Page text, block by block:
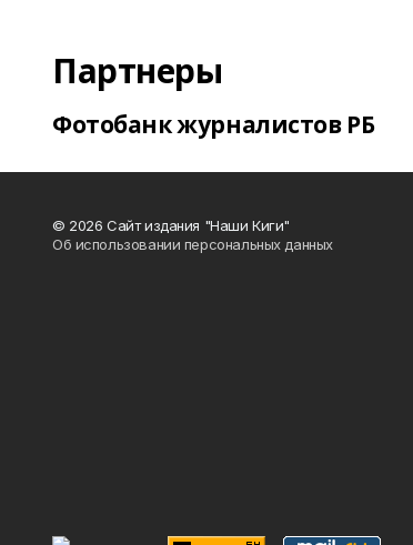
Партнеры
Фотобанк журналистов РБ
© 2026 Сайт издания "Наши Киги"
Об использовании персональных данных